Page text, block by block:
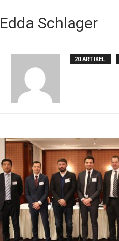
Edda Schlager
20 ARTIKEL